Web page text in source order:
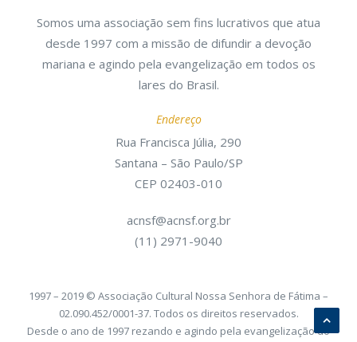
Somos uma associação sem fins lucrativos que atua
desde 1997 com a missão de difundir a devoção
mariana e agindo pela evangelização em todos os
lares do Brasil.
Endereço
Rua Francisca Júlia, 290
Santana – São Paulo/SP
CEP 02403-010
acnsf@acnsf.org.br
(11) 2971-9040
1997 – 2019 © Associação Cultural Nossa Senhora de Fátima –
02.090.452/0001-37. Todos os direitos reservados.
Desde o ano de 1997 rezando e agindo pela evangelização do